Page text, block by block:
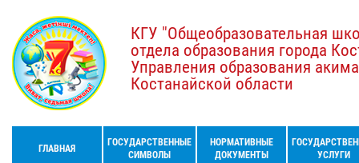
КГУ "Общеобразовательная
отдела образования города
Управления образования
Костанайской области
ГЛАВНАЯ
ГОСУДАРСТВЕННЫЕ
СИМВОЛЫ
НОРМАТИВНЫЕ
ДОКУМЕНТЫ
УСЛУГИ